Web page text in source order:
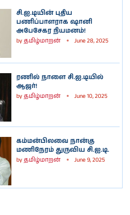
சி.ஐ.டியின் புதிய
பணிப்பாளராக ஷானி
அபேசேகர நியமனம்!
byதமிழ்மாறன் June 28, 2025
ரணில் நாளை சி.ஐ.டியில்
ஆஜர்!
byதமிழ்மாறன் June 10, 2025
கம்மன்பிலவை நான்கு
மணிநேரம் துருவிய சி.ஐ.டி.
byதமிழ்மாறன் June 9, 2025